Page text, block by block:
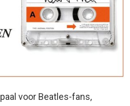
voor Beatles-fans,